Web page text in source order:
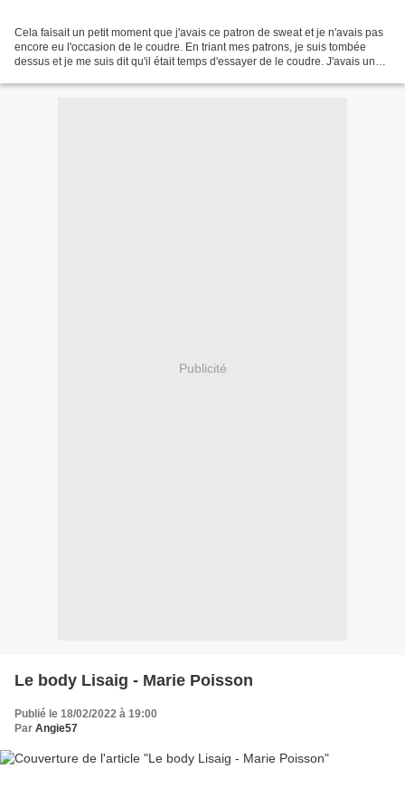
Cela faisait un petit moment que j'avais ce patron de sweat et je n'avais pas
encore eu l'occasion de le coudre. En triant mes patrons, je suis tombée
dessus et je me suis dit qu'il était temps d'essayer de le coudre. J'avais un
Publicité
Le body Lisaig - Marie Poisson
Publié le 18/02/2022 à 19:00
Par Angie57